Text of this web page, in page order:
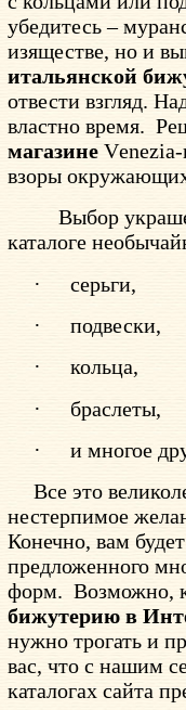
убедитесь –
изяществе, но и
итальянской
отвести взгляд.
властно время.
магазине V
взоры
Выбор
каталоге
·
серьги,
·
подвески,
·
кольца,
·
браслеты,
·
и многое
Все это
нестерпимое
Конечно, вам
предложенного
форм. Возможно,
бижутерию в
нужно трогать и
вас, что с нашим
каталогах сайта